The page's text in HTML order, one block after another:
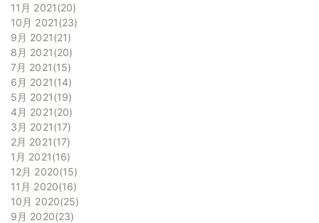
11月 2021 20
10月 2021 23
9月 2021 21
8月 2021 20
7月 2021 15
6月 2021 14
5月 2021 19
4月 2021 20
3月 2021 17
2月 2021 17
1月 2021 16
12月 2020 15
11月 2020 16
10月 2020 25
9月 2020 23